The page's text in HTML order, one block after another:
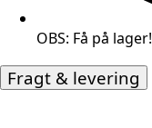
OBS: Få på lager!
Fragt & levering